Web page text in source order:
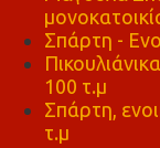
Σπάρτη -
100 τ.μ
Σπάρτη,
τ.μ